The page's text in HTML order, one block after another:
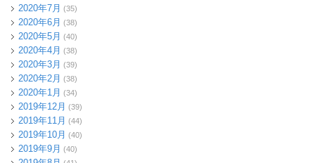
2020年7月 (35)
2020年6月 (38)
2020年5月 (40)
2020年4月 (38)
2020年3月 (39)
2020年2月 (38)
2020年1月 (34)
2019年12月 (39)
2019年11月 (44)
2019年10月 (40)
2019年9月 (40)